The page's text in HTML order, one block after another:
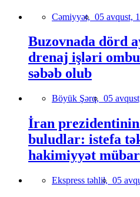
Cəmiyyət, 05 avqust,
Buzovnada dörd
drenaj işləri
səbəb olub
Böyük Şərq, 05
İran
buludlar: istefa
hakimiyyət
Ekspress təhlil, 05